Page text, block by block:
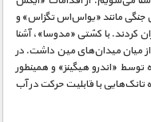
جنگی مانند «یو‌اس‌اس تگزاس» و
کردند. با کشتی «مدوسا»، آشنا
میان میدان‌های مین داشت. در
«اندرو هیگینز» و همینطور
تانک‌هایی با قابلیت حرکت در آب